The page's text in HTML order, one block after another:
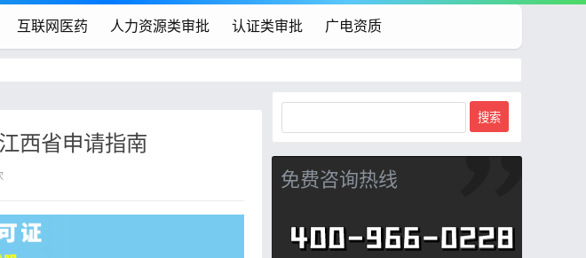
互联网医药 人力资源类审批 认证类审批 广电资质
西省申请指南
免费咨询热线